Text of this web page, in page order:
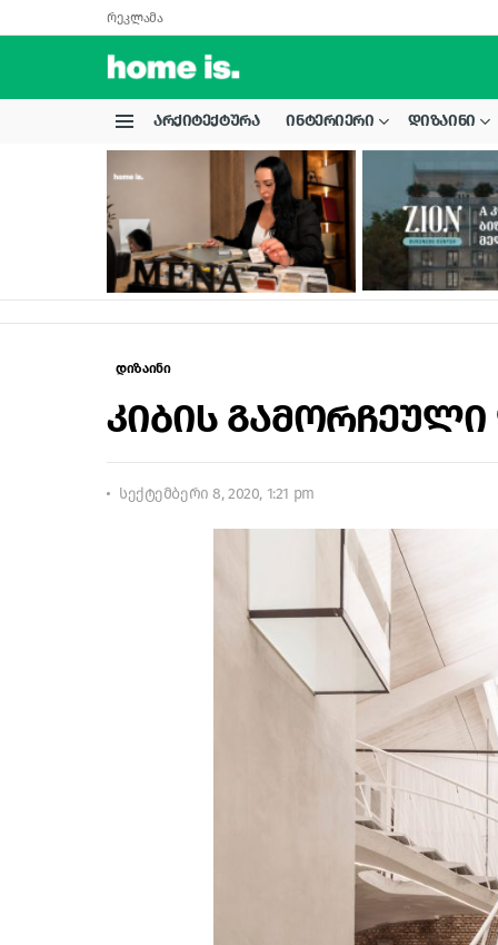
რეკლამა
ᲐᲠᲥᲘᲢᲔᲥᲢᲣᲠᲐ ᲘᲜᲢᲔᲠᲘᲔᲠᲘ ᲓᲘᲖᲐᲘᲜᲘ
STORIES
დიზაინი
კიბის გამორჩეული
სექტემბერი 8, 2020, 1:21 pm